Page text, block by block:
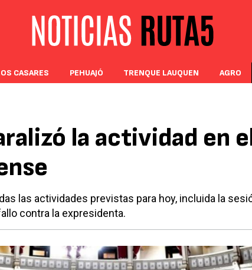
CASARES PEHUAJÓ TRENQUE LAUQUEN AGRO
la actividad en
las actividades previstas para hoy, incluida la
contra la expresidenta.